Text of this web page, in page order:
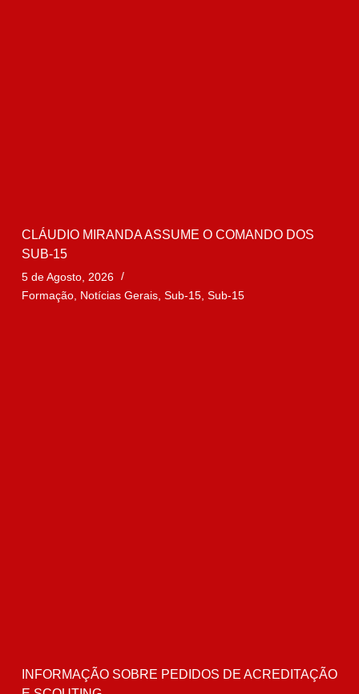
CLÁUDIO MIRANDA ASSUME O COMANDO DOS
SUB-15
5 de Agosto, 2026
Formação, Notícias Gerais, Sub-15, Sub-15
INFORMAÇÃO SOBRE PEDIDOS DE ACREDITAÇÃO